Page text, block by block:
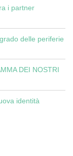
i partner
delle periferie
DEI NOSTRI
identità